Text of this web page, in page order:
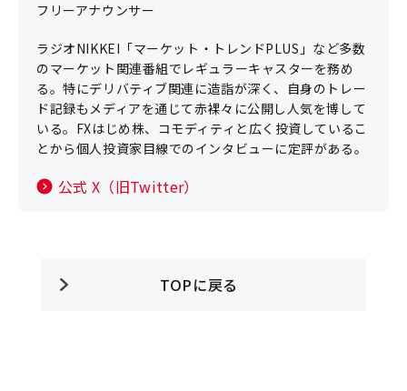
フリーアナウンサー
ラジオNIKKEI「マーケット・トレンドPLUS」など多数
のマーケット関連番組でレギュラーキャスターを務め
る。特にデリバティブ関連に造詣が深く、自身のトレー
ド記録もメディアを通じて赤裸々に公開し人気を博して
いる。FXはじめ株、コモディティと広く投資しているこ
とから個人投資家目線でのインタビューに定評がある。
公式 X（旧Twitter）
TOPに戻る